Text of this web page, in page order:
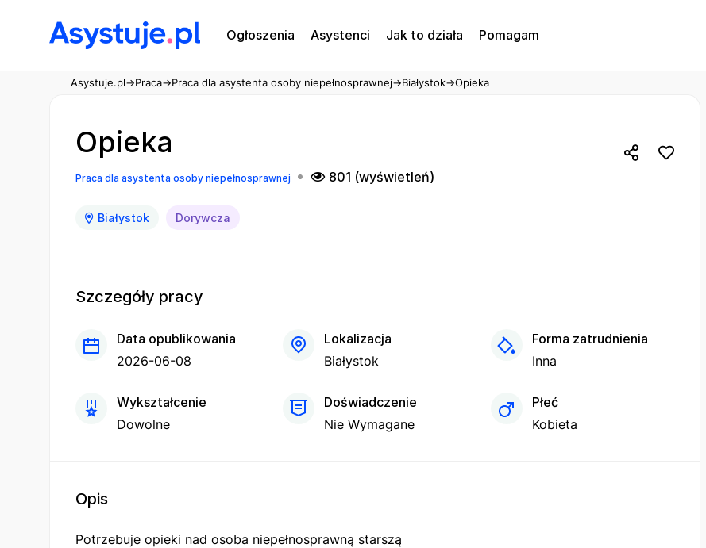
Ogłoszenia Asystenci Jak to działa Pomagam
Asystuje.pl→Praca→Praca dla asystenta osoby niepełnosprawnej→Białystok→Opieka
Opieka
Praca dla asystenta osoby niepełnosprawnej 801 (wyświetleń)
Białystok Dorywcza
Szczegóły pracy
Data opublikowania
2026-06-08
Lokalizacja
Białystok
Forma zatrudnienia
Inna
Wykształcenie
Dowolne
Doświadczenie
Nie Wymagane
Płeć
Kobieta
Opis
Potrzebuje opieki nad osoba niepełnosprawną starszą